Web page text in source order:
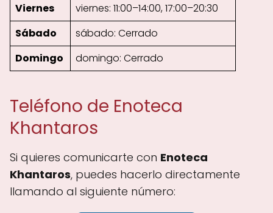
Viernes
viernes: 11:00–14:00, 17:00–20:30
Sábado
sábado: Cerrado
Domingo
domingo: Cerrado
Teléfono de Enoteca
Khantaros
Si quieres comunicarte con Enoteca
Khantaros, puedes hacerlo directamente
llamando al siguiente número: